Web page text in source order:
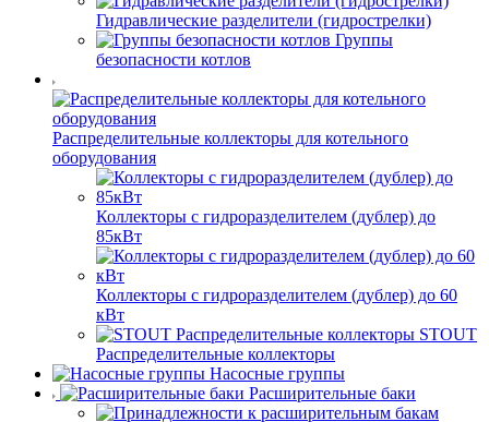
Гидравлические разделители (гидрострелки)
Группы
безопасности котлов
Распределительные коллекторы для котельного
оборудования
Коллекторы с гидроразделителем (дублер) до
85кВт
Коллекторы с гидроразделителем (дублер) до 60
кВт
STOUT
Распределительные коллекторы
Насосные группы
Расширительные баки